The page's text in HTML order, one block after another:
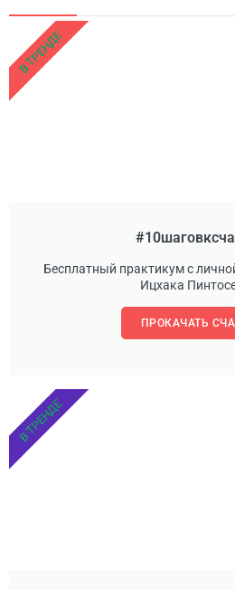
Бесплатный практикум с
Ицхака
ПРОКАЧАТЬ
В ТРЕНДЕ
В ТРЕНДЕ